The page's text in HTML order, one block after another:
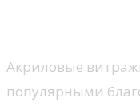
Акриловые
популярными